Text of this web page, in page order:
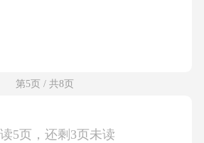
第5页 / 共8页
5页，还剩3页未读